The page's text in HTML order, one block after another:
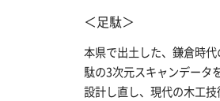
＜足駄＞
本県で出土した、鎌倉時
駄の3次元スキャンデータ
設計し直し、現代の木工